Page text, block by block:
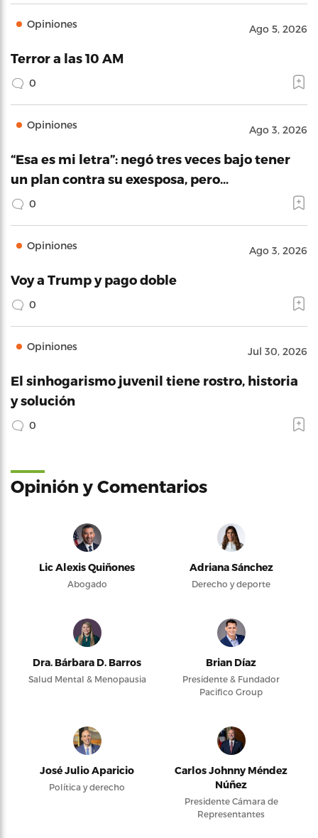
Opiniones Ago 5, 2026
Terror a las 10 AM
0
Opiniones Ago 3, 2026
“Esa es mi letra”: negó tres veces bajo tener
un plan contra su exesposa, pero…
0
Opiniones Ago 3, 2026
Voy a Trump y pago doble
0
Opiniones Jul 30, 2026
El sinhogarismo juvenil tiene rostro, historia
y solución
0
Opinión y Comentarios
Lic Alexis Quiñones
Abogado
Adriana Sánchez
Derecho y deporte
Dra. Bárbara D. Barros
Salud Mental & Menopausia
Brian Díaz
Presidente & Fundador
Pacifico Group
José Julio Aparicio
Política y derecho
Carlos Johnny Méndez
Núñez
Presidente Cámara de
Representantes